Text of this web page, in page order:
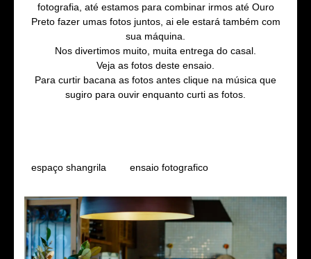
fotografia, até estamos para combinar irmos até Ouro
Preto fazer umas fotos juntos, ai ele estará também com
sua máquina.
Nos divertimos muito, muita entrega do casal.
Veja as fotos deste ensaio.
Para curtir bacana as fotos antes clique na música que
sugiro para ouvir enquanto curti as fotos.
espaço shangrila ensaio fotografico